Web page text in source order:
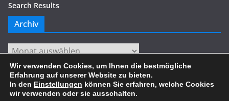
Search Results
Archiv
Archiv
Copyright © 2026. Alle Rechte vorbehalten.
Wir verwenden Cookies, um Ihnen die bestmögliche
Erfahrung auf unserer Website zu bieten.
In den Einstellungen können Sie erfahren, welche Cookies
wir verwenden oder sie ausschalten.